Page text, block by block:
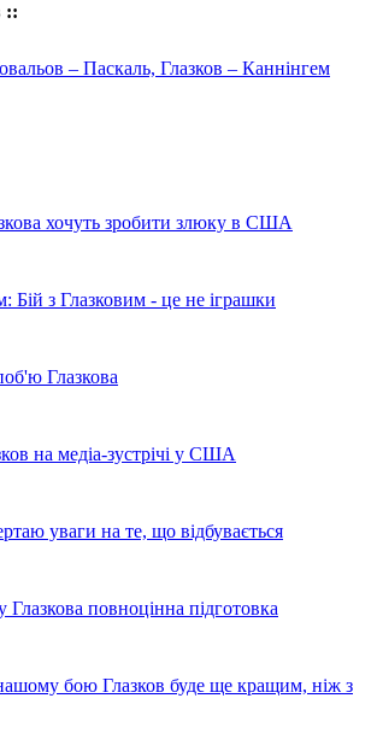
::
– Паскаль, Глазков – Каннінгем
хочуть зробити злюку в США
Бій з Глазковим - це не іграшки
Глазкова
на медіа-зустрічі у США
уваги на те, що відбувається
Глазкова повноцінна підготовка
бою Глазков буде ще кращим, ніж з